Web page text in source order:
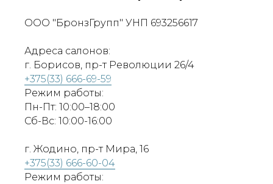
ООО "БронзГрупп" УНП 693256617
Адреса салонов:
г. Борисов, пр-т Революции 26/4
+375(33) 666-69-59
Режим работы:
Пн-Пт: 10:00–18:00
Сб-Вс: 10:00-16:00
г. Жодино, пр-т Мира, 16
+375(33) 666-60-04
Режим работы: